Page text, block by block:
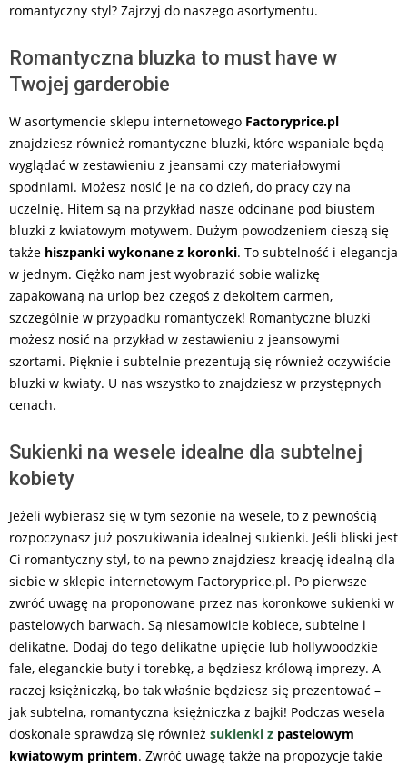
romantyczny styl? Zajrzyj do naszego asortymentu.
Romantyczna bluzka to must have w
Twojej garderobie
W asortymencie sklepu internetowego Factoryprice.pl
znajdziesz również romantyczne bluzki, które wspaniale będą
wyglądać w zestawieniu z jeansami czy materiałowymi
spodniami. Możesz nosić je na co dzień, do pracy czy na
uczelnię. Hitem są na przykład nasze odcinane pod biustem
bluzki z kwiatowym motywem. Dużym powodzeniem cieszą się
także hiszpanki wykonane z koronki. To subtelność i elegancja
w jednym. Ciężko nam jest wyobrazić sobie walizkę
zapakowaną na urlop bez czegoś z dekoltem carmen,
szczególnie w przypadku romantyczek! Romantyczne bluzki
możesz nosić na przykład w zestawieniu z jeansowymi
szortami. Pięknie i subtelnie prezentują się również oczywiście
bluzki w kwiaty. U nas wszystko to znajdziesz w przystępnych
cenach.
Sukienki na wesele idealne dla subtelnej
kobiety
Jeżeli wybierasz się w tym sezonie na wesele, to z pewnością
rozpoczynasz już poszukiwania idealnej sukienki. Jeśli bliski jest
Ci romantyczny styl, to na pewno znajdziesz kreację idealną dla
siebie w sklepie internetowym Factoryprice.pl. Po pierwsze
zwróć uwagę na proponowane przez nas koronkowe sukienki w
pastelowych barwach. Są niesamowicie kobiece, subtelne i
delikatne. Dodaj do tego delikatne upięcie lub hollywoodzkie
fale, eleganckie buty i torebkę, a będziesz królową imprezy. A
raczej księżniczką, bo tak właśnie będziesz się prezentować –
jak subtelna, romantyczna księżniczka z bajki! Podczas wesela
doskonale sprawdzą się również sukienki z pastelowym
kwiatowym printem. Zwróć uwagę także na propozycje takie